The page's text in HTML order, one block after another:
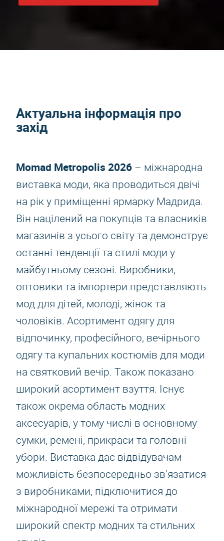
Актуальна інформація про
захід
Momad Metropolis 2026 – міжнародна
виставка моди, яка проводиться двічі
на рік у приміщенні ярмарку Мадрида.
Він націлений на покупців та власників
магазинів з усього світу та демонструє
останні тенденції та стилі моди у
майбутньому сезоні. Виробники,
оптовики та імпортери представляють
мод для дітей, молоді, жінок та
чоловіків. Асортимент одягу для
відпочинку, професійного, вечірнього
одягу та купальних костюмів для моди
на святковий вечір. Також показано
широкий асортимент взуття. Існує
також окрема область модних
аксесуарів, у тому числі в основному
сумки, ремені, прикраси та головні
убори. Виставка дає відвідувачам
можливість безпосередньо зв'язатися
з виробниками, підключитися до
міжнародної мережі та отримати
широкий спектр модних та стильних